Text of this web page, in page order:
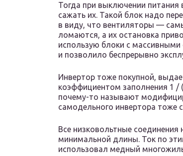
Тогда при выключении питания
сажать их. Такой блок надо
в виду, что вентиляторы —
ломаются, а их остановка
использую блоки с
и позволило беспрерывно
Инвертор тоже покупной,
коэффициентом заполнения 1 /
почему-то называют
самодельного инвертора тоже
Все низковольтные
минимальной длины. Ток по
использовал медный